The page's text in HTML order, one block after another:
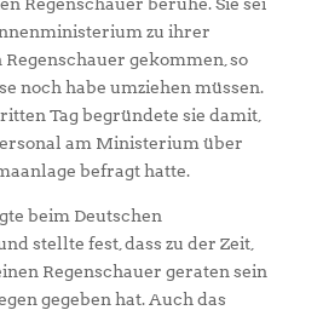
zu ihrer
gekommen, so
noch habe umziehen müssen.
Tag begründete sie damit,
am Ministerium über
befragt hatte.
beim Deutschen
stellte fest, dass zu der Zeit,
Regenschauer geraten sein
gegeben hat. Auch das